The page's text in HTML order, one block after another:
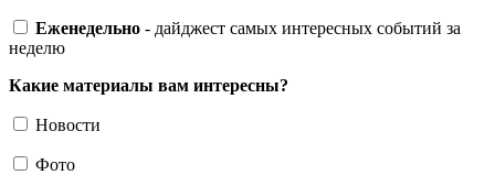
Еженедельно - дайджест самых интересных событий за
неделю
Какие материалы вам интересны?
Новости
Фото